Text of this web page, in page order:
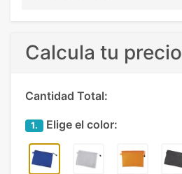
Calcula tu precio
Cantidad Total:
1. Elige el color: